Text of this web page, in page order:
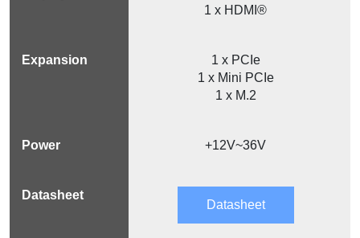
1 x HDMI®
1 x PCIe
1 x Mini PCIe
1 x M.2
+12V~36V
Datasheet